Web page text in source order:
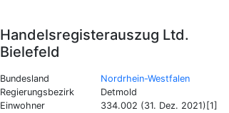
Handelsregisterauszug Ltd.
Bielefeld
Bundesland
Nordrhein-Westfalen
Regierungsbezirk
Detmold
Einwohner
334.002 (31. Dez. 2021)[1]